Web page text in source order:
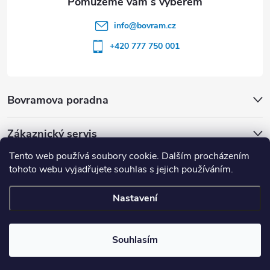
Tento web používá soubory cookie. Dalším procházením
tohoto webu vyjadřujete souhlas s jejich používáním.
Nastavení
Souhlasím
Bovramova poradna
Zákaznický servis
info@bovram.cz
+420 777 750 001
Copyright 2026BOVRAM.cz. Všechna práva vyhrazena.